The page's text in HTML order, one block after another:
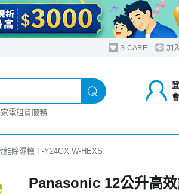
S-CARE 加
家電租賃服務
能除濕機 F-Y24GX W-HEXS
Panasonic 12公升高